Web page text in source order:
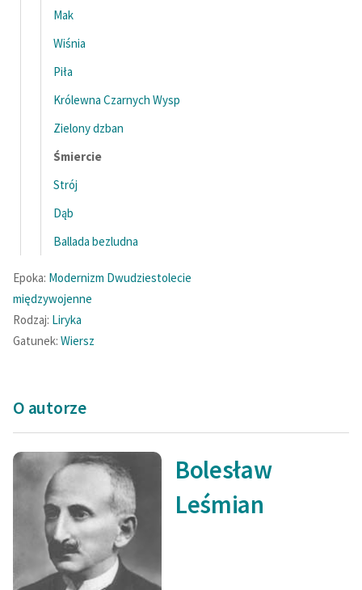
Ręce pełne poezji
Kolekcje edukacyjne
do domeny publicznej,
lektur szkolnych oraz
Odkurzamy bohaterów
Szkoła Poezji Wolnych
Kontakt
O projekcie
Zespół
Wolnych Lektur
Materiały promocyjne
Polityka prywatności
Regulamin biblioteki
Dane fundacji i
Mak
Wiśnia
Piła
Królewna Czarnych Wysp
Zielony dzban
Śmiercie
Strój
Dąb
Ballada bezludna
Epoka: Modernizm Dwudziestolecie
międzywojenne
Rodzaj: Liryka
Gatunek: Wiersz
O autorze
Bolesław
Leśmian